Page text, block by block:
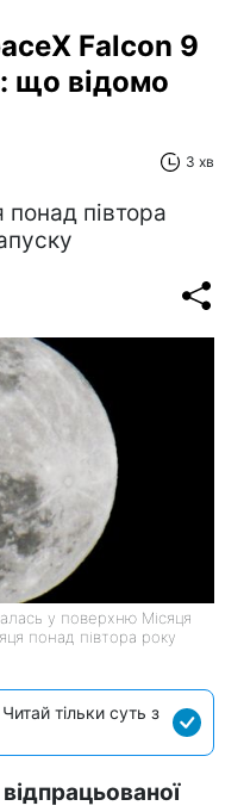
Falcon 9
що відомо
3 хв
півтора
у поверхню Місяця
понад півтора року
тільки суть з